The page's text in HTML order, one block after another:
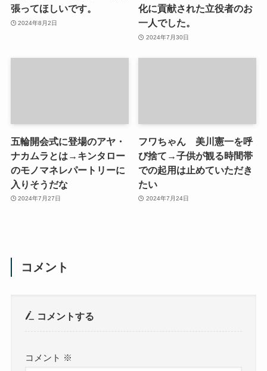
張ってほしいです。
2024年8月2日
化に貢献された立役者のお
一人でした。
2024年7月30日
五輪開会式に登場のアヤ・
ナカムラとは→キンタロー
のモノマネレパートリーに
入りそうだな
2024年7月27日
フワちゃん 美川憲一を呼
び捨て→子供が観る時間帯
での起用は止めていただき
たい
2024年7月24日
コメント
コメントする
コメント ※